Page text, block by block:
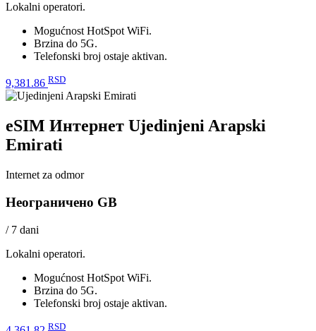
Lokalni operatori.
Mogućnost HotSpot WiFi.
Brzina do 5G.
Telefonski broj ostaje aktivan.
9,381.86 RSD
eSIM Интернет Ujedinjeni Arapski
Emirati
Internet za odmor
Неограничено GB
/ 7 dani
Lokalni operatori.
Mogućnost HotSpot WiFi.
Brzina do 5G.
Telefonski broj ostaje aktivan.
RSD